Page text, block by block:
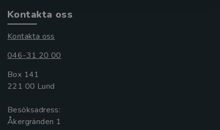
Kontakta oss
Kontakta oss
046-31 20 00
Box 141
221 00 Lund
Besöksadress:
Åkergränden 1